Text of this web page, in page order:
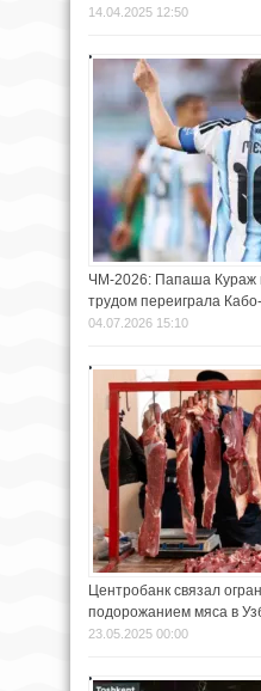
14.04.2025 12:50
ЧМ-2026: Папаша Кураж
трудом переиграла
04.07.2026 15:10
Центробанк связал
подорожанием мяса в
23.05.2025 00:00